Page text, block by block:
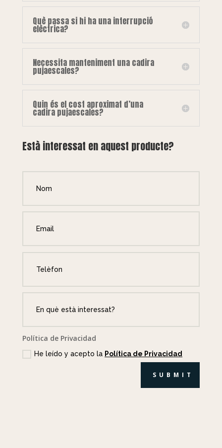
Què passa si hi ha una interrupció
elèctrica?
Necessita manteniment una cadira
pujaescales?
Quin és el cost aproximat d’una
cadira pujaescales?
Està interessat en aquest producte?
Política de Privacidad
He leído y acepto la Política de Privacidad
SUBMIT